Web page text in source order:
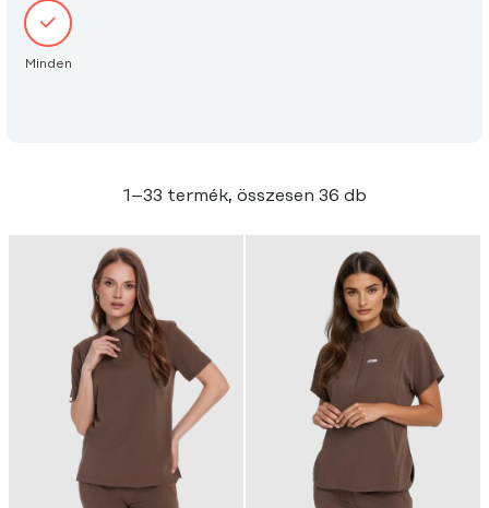
Minden
1–33 termék, összesen 36 db